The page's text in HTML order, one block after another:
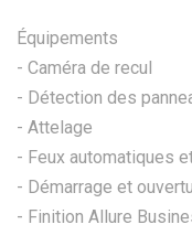
Équipements
- Caméra de recul
- Détection des
- Attelage
- Feux automatiques
- Démarrage et
- Finition Allure